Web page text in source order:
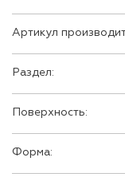
Артикул
Раздел:
Поверхность:
Форма: